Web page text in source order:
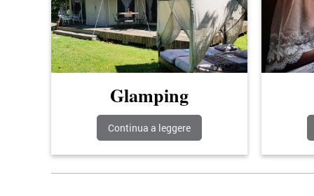
Glamping
Continua a leggere